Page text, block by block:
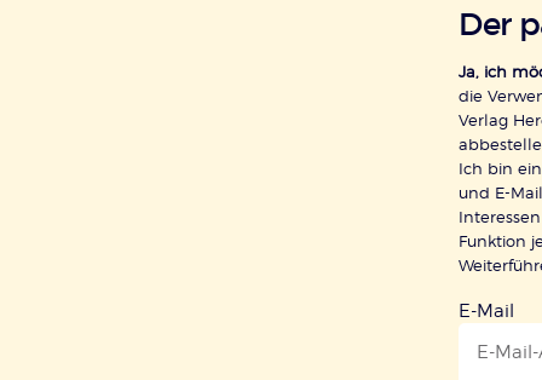
Der
Ja, ich
die
Verlag
Ich bin
und E-
Funktion
E-Mail